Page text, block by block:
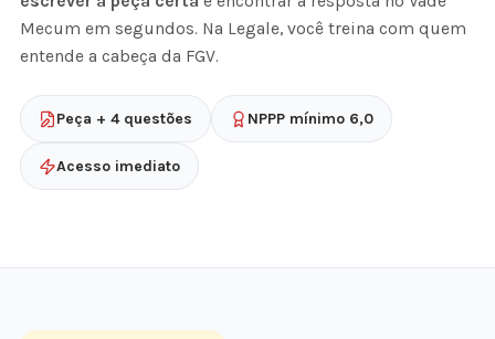
Mecum em segundos. Na Legale, você treina com quem
entende a cabeça da FGV.
Peça + 4 questões NPPP mínimo 6,0
Acesso imediato